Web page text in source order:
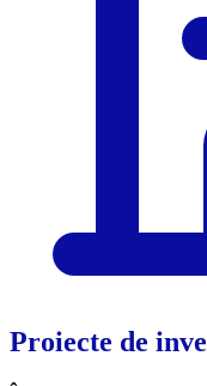
Proiecte de